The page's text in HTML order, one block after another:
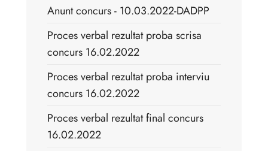
Anunt concurs - 10.03.2022-DADPP
Proces verbal rezultat proba scrisa
concurs 16.02.2022
Proces verbal rezultat proba interviu
concurs 16.02.2022
Proces verbal rezultat final concurs
16.02.2022